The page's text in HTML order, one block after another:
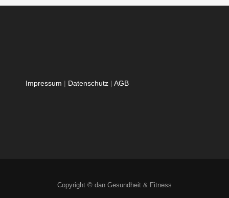
Impressum | Datenschutz | AGB
Copyright © dan Gesundheit & Fitness